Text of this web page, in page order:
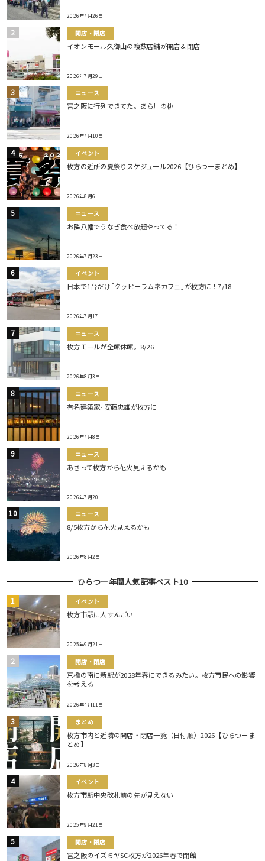
2026年7月26日
開店・閉店
イオンモール久御山の複数店舗が開店＆閉店
2026年7月29日
ニュース
宮之阪に行列できてた。あら川の桃
2026年7月10日
イベント
枚方の近所の夏祭りスケジュール2026【ひらつーまとめ】
2026年8月6日
ニュース
お隣八幡でうなぎ食べ放題やってる！
2026年7月23日
イベント
日本で1台だけ｢クッピーラムネカフェ｣が枚方に！7/18
2026年7月17日
ニュース
枚方モールが全館休館。8/26
2026年8月3日
ニュース
有名建築家･安藤忠雄が枚方に
2026年7月8日
ニュース
あさって枚方から花火見えるかも
2026年7月20日
ニュース
8/5枚方から花火見えるかも
2026年8月2日
ひらつー年間人気記事ベスト10
イベント
枚方市駅に人すんごい
2025年9月21日
開店・閉店
京橋の南に新駅が2028年春にできるみたい。枚方市民への影響
を考える
2026年4月11日
まとめ
枚方市内と近隣の開店・閉店一覧（日付順）2026【ひらつーま
とめ】
2026年8月3日
イベント
枚方市駅中央改札前の先が見えない
2025年9月21日
開店・閉店
宮之阪のイズミヤSC枚方が2026年春で閉館